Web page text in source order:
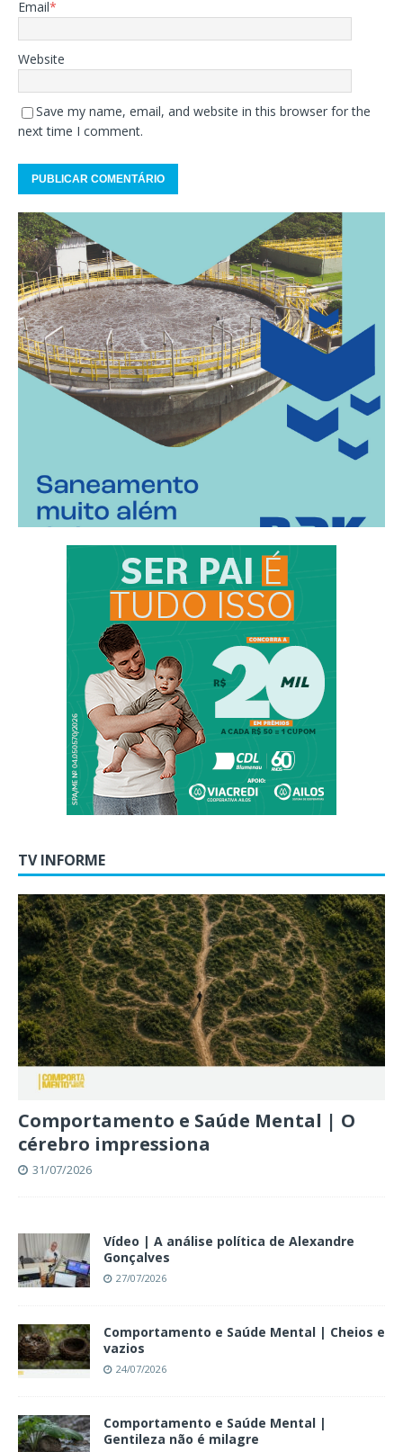
Email*
Website
Save my name, email, and website in this browser for the
next time I comment.
TV INFORME
Comportamento e Saúde Mental | O
cérebro impressiona
31/07/2026
Vídeo | A análise política de Alexandre
Gonçalves
27/07/2026
Comportamento e Saúde Mental | Cheios e
vazios
24/07/2026
Comportamento e Saúde Mental |
Gentileza não é milagre